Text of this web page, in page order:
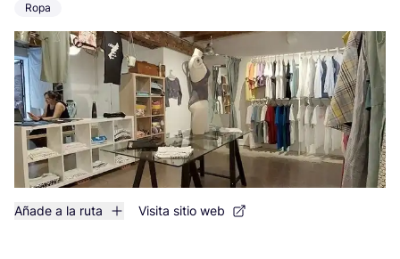
Ropa
Añade a la ruta Visita sitio web